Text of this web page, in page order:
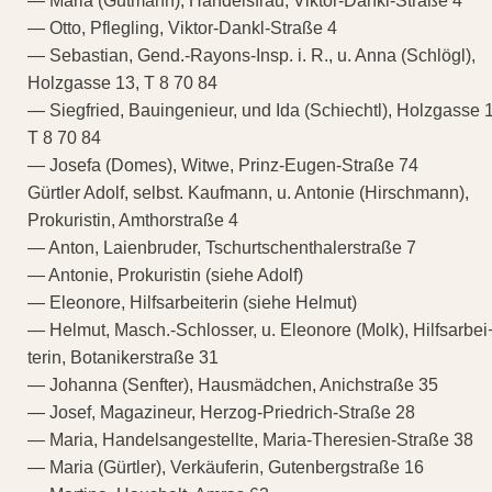
— Otto, Pflegling, Viktor-Dankl-Straße 4
— Sebastian, Gend.-Rayons-Insp. i. R., u. Anna (Schlögl),
Holzgasse 13, T 8 70 84
— Siegfried, Bauingenieur, und Ida (Schiechtl), Holzgasse
T 8 70 84
— Josefa (Domes), Witwe, Prinz-Eugen-Straße 74
Gürtler Adolf, selbst. Kaufmann, u. Antonie (Hirschmann),
Prokuristin, Amthorstraße 4
— Anton, Laienbruder, Tschurtschenthalerstraße 7
— Antonie, Prokuristin (siehe Adolf)
— Eleonore, Hilfsarbeiterin (siehe Helmut)
— Helmut, Masch.-Schlosser, u. Eleonore (Molk),
terin, Botanikerstraße 31
— Johanna (Senfter), Hausmädchen, Anichstraße 35
— Josef, Magazineur, Herzog-Priedrich-Straße 28
— Maria, Handelsangestellte, Maria-Theresien-Straße 38
— Maria (Gürtler), Verkäuferin, Gutenbergstraße 16